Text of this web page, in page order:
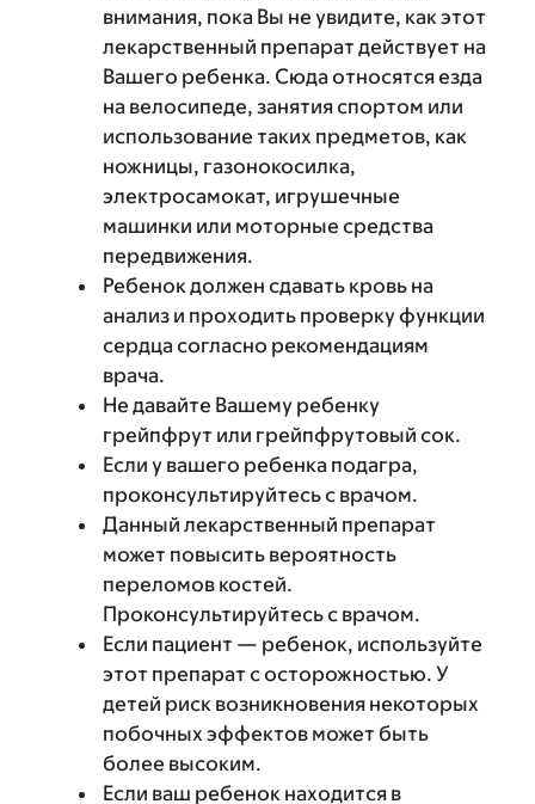
внимания, пока Вы не увидите, как этот
лекарственный препарат действует на
Вашего ребенка. Сюда относятся езда
на велосипеде, занятия спортом или
использование таких предметов, как
ножницы, газонокосилка,
электросамокат, игрушечные
машинки или моторные средства
передвижения.
Ребенок должен сдавать кровь на
анализ и проходить проверку функции
сердца согласно рекомендациям
врача.
Не давайте Вашему ребенку
грейпфрут или грейпфрутовый сок.
Если у вашего ребенка подагра,
проконсультируйтесь с врачом.
Данный лекарственный препарат
может повысить вероятность
переломов костей.
Проконсультируйтесь с врачом.
Если пациент — ребенок, используйте
этот препарат с осторожностью. У
детей риск возникновения некоторых
побочных эффектов может быть
более высоким.
Если ваш ребенок находится в